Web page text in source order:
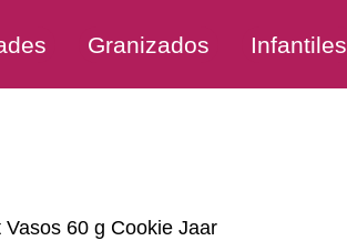
Granizados Infantiles
Vasos 60 g Cookie Jaar